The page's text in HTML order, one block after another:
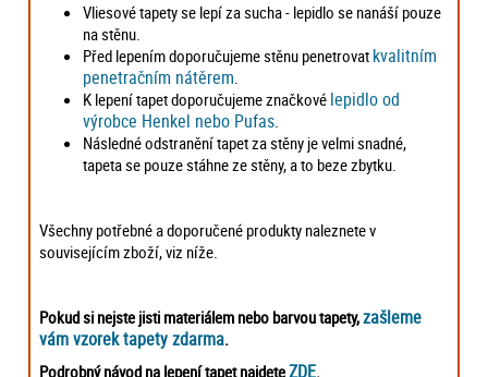
Vliesové tapety se lepí za sucha - lepidlo se nanáší pouze
na stěnu.
Před lepením doporučujeme stěnu penetrovat kvalitním
penetračním nátěrem.
K lepení tapet doporučujeme značkové lepidlo od
výrobce Henkel nebo Pufas.
Následné odstranění tapet za stěny je velmi snadné,
tapeta se pouze stáhne ze stěny, a to beze zbytku.
Všechny potřebné a doporučené produkty naleznete v
souvisejícím zboží, viz níže.
Pokud si nejste jisti materiálem nebo barvou tapety,zašleme
vám vzorek tapety zdarma.
Podrobný návod na lepení tapet najdeteZDE.